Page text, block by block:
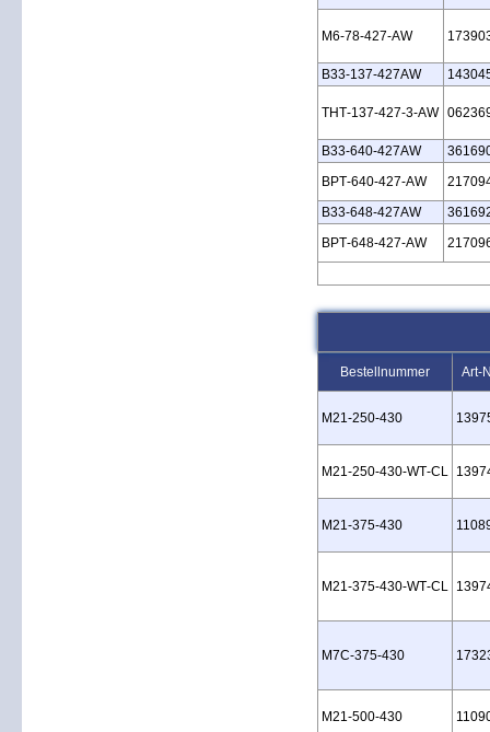
M6‑78‑427‑AW
B33‑137‑427AW
THT‑137‑427‑3‑AW
B33‑640‑427AW
BPT‑640‑427‑AW
B33‑648‑427AW
BPT‑648‑427‑AW
Bestellnummer Art-
M21‑250‑430
M21‑250‑430‑WT‑CL
M21‑375‑430
M21‑375‑430‑WT‑CL
M7C‑375‑430
M21‑500‑430